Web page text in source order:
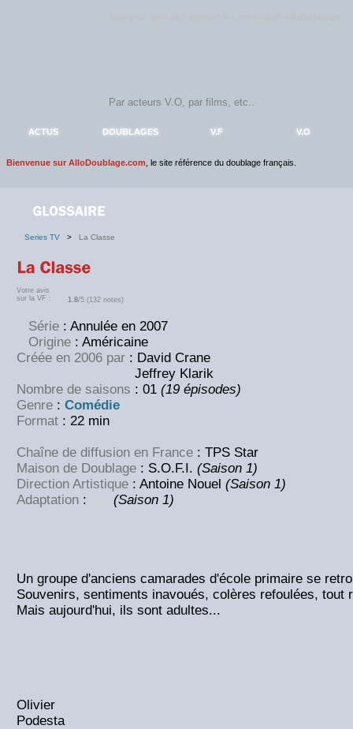
ACTUS DOUBLAGES V.F V.O
Bienvenue sur AlloDoublage.com , le site référence du doublage français.
Series TV > La Classe
Votre avis
sur la VF :
1.8/5 (132 notes)
Série : Annulée en 2007
Origine : Américaine
Créée en 2006 par : David Crane
Jeffrey Klarik
Nombre de saisons : 01 (19 épisodes)
Genre : Comédie
Format : 22 min
Chaîne de diffusion en France : TPS Star
Maison de Doublage : S.O.F.I. (Saison 1)
Direction Artistique : Antoine Nouel (Saison 1)
Adaptation : (Saison 1)
Un groupe d'anciens camarades d'école primaire se
Souvenirs, sentiments inavoués, colères refoulées, tout
Mais aujourd'hui, ils sont adultes...
Olivier
Podesta